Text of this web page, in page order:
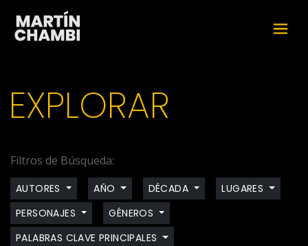
EXPLORAR
Filtros de Búsqueda:
AUTORES AÑO DÉCADA
LUGARES
PERSONAJES
GÉNEROS
PALABRAS CLAVE PRINCIPALES